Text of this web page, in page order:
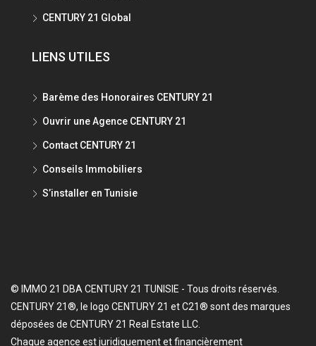
CENTURY 21 Global
LIENS UTILES
Barème des Honoraires CENTURY 21
Ouvrir une Agence CENTURY 21
Contact CENTURY 21
Conseils Immobiliers
S’installer en Tunisie
© IMMO 21 DBA CENTURY 21 TUNISIE - Tous droits réservés.
CENTURY 21®, le logo CENTURY 21 et C21® sont des marques
déposées de CENTURY 21 Real Estate LLC.
Chaque agence est juridiquement et financièrement